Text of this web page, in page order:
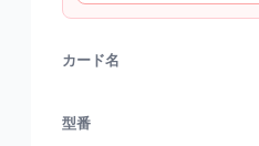
カード名
型番